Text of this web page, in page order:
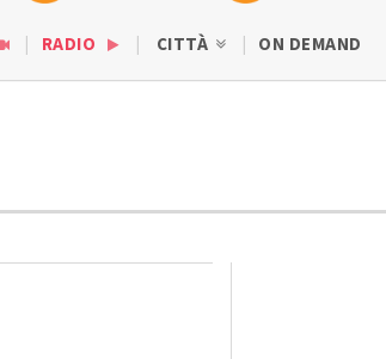
RADIO CITTÀ ON DEMAND